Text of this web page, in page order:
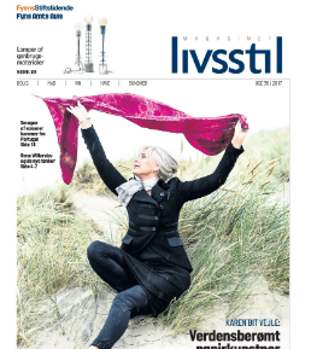
mor
drak,
men
hun
fandt
styrke
i
kunsten”